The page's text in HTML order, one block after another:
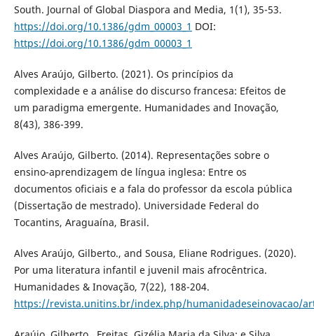
South. Journal of Global Diaspora and Media, 1(1), 35-53.
https://doi.org/10.1386/gdm_00003_1 DOI:
https://doi.org/10.1386/gdm_00003_1
Alves Araújo, Gilberto. (2021). Os princípios da
complexidade e a análise do discurso francesa: Efeitos de
um paradigma emergente. Humanidades and Inovação,
8(43), 386-399.
Alves Araújo, Gilberto. (2014). Representações sobre o
ensino-aprendizagem de língua inglesa: Entre os
documentos oficiais e a fala do professor da escola pública
(Dissertação de mestrado). Universidade Federal do
Tocantins, Araguaína, Brasil.
Alves Araújo, Gilberto., and Sousa, Eliane Rodrigues. (2020).
Por uma literatura infantil e juvenil mais afrocêntrica.
Humanidades & Inovação, 7(22), 188-204.
https://revista.unitins.br/index.php/humanidadeseinovacao/